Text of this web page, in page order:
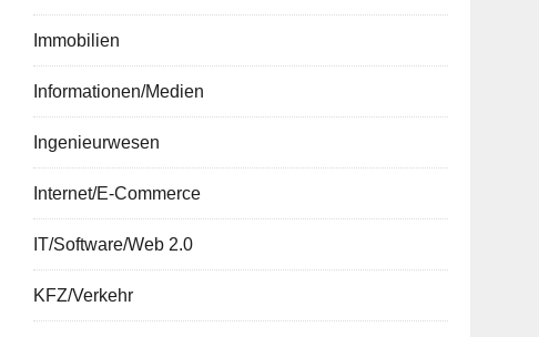
Immobilien
Informationen/Medien
Ingenieurwesen
Internet/E-Commerce
IT/Software/Web 2.0
KFZ/Verkehr